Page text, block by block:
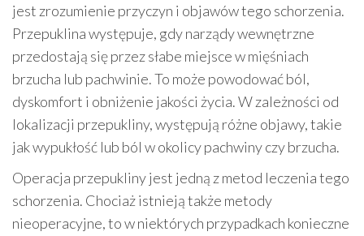
jest zrozumienie przyczyn i objawów tego schorzenia.
Przepuklina występuje, gdy narządy wewnętrzne
przedostają się przez słabe miejsce w mięśniach
brzucha lub pachwinie. To może powodować ból,
dyskomfort i obniżenie jakości życia. W zależności od
lokalizacji przepukliny, występują różne objawy, takie
jak wypukłość lub ból w okolicy pachwiny czy brzucha.
Operacja przepukliny jest jedną z metod leczenia tego
schorzenia. Chociaż istnieją także metody
nieoperacyjne, to w niektórych przypadkach konieczne